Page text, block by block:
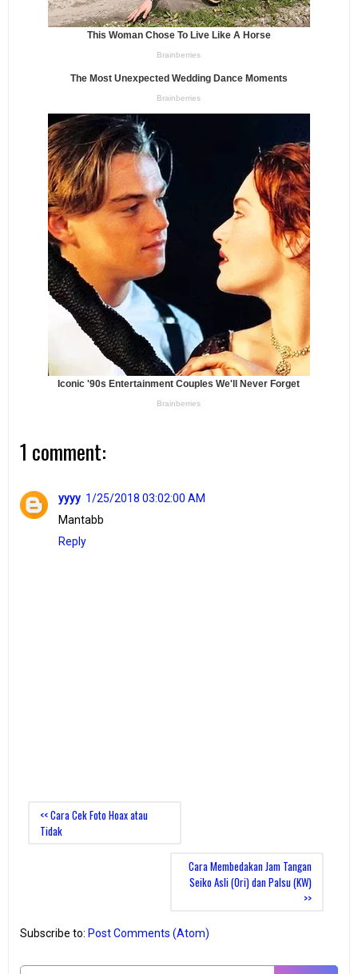
1 comment:
yyyy 1/25/2018 03:02:00 AM
Mantabb
Reply
<< Cara Cek Foto Hoax atau
Tidak
Cara Membedakan Jam Tangan
Seiko Asli (Ori) dan Palsu (KW)
>>
Subscribe to: Post Comments (Atom)